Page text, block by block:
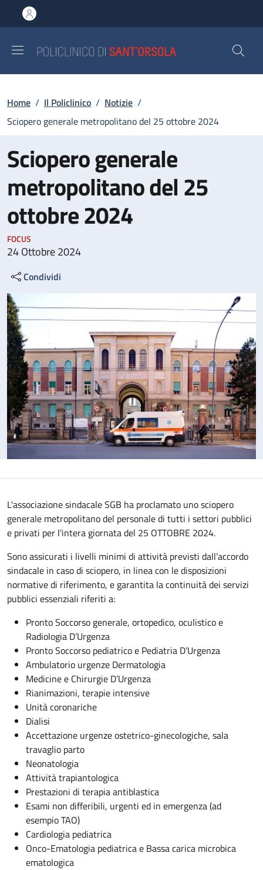
al contenuto principale
to footer content
Briciole di pane
Home / Il Policlinico / Notizie /
Sciopero generale metropolitano del 25 ottobre 2024
Sciopero generale
metropolitano del 25
ottobre 2024
FOCUS
24 Ottobre 2024
Condividi
L'associazione sindacale SGB ha proclamato uno sciopero
generale metropolitano del personale di tutti i settori pubblici
e privati per l'intera giornata del 25 OTTOBRE 2024.
Sono assicurati i livelli minimi di attività previsti dall’accordo
sindacale in caso di sciopero, in linea con le disposizioni
normative di riferimento, e garantita la continuità dei servizi
pubblici essenziali riferiti a:
Pronto Soccorso generale, ortopedico, oculistico e
Radiologia D’Urgenza
Pronto Soccorso pediatrico e Pediatria D’Urgenza
Ambulatorio urgenze Dermatologia
Medicine e Chirurgie D’Urgenza
Rianimazioni, terapie intensive
Unità coronariche
Dialisi
Accettazione urgenze ostetrico-ginecologiche, sala
travaglio parto
Neonatologia
Attività trapiantologica
Prestazioni di terapia antiblastica
Esami non differibili, urgenti ed in emergenza (ad
esempio TAO)
Cardiologia pediatrica
Onco-Ematologia pediatrica e Bassa carica microbica
ematologica